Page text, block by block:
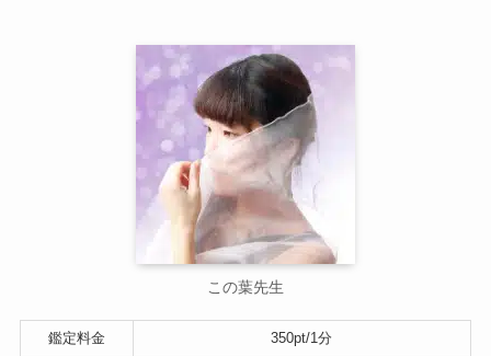
この葉先生
鑑定料金 350pt/1分